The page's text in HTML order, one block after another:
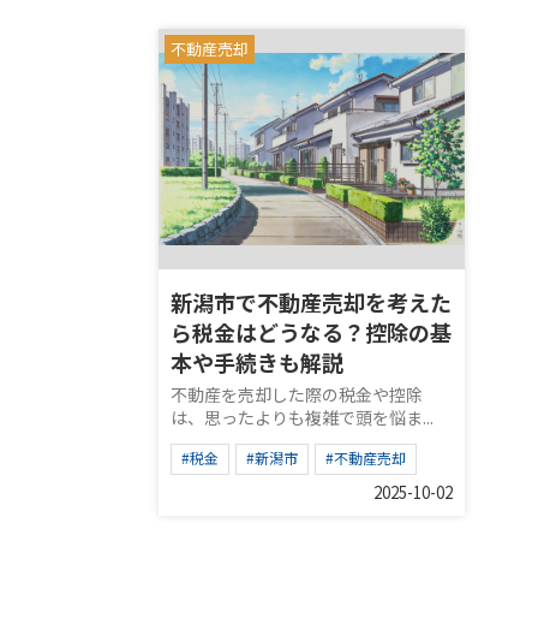
不動産売却
新潟市で不動産売却を考えた
ら税金はどうなる？控除の基
本や手続きも解説
不動産を売却した際の税金や控除
は、思ったよりも複雑で頭を悩ま...
#税金 #新潟市 #不動産売却
2025-10-02